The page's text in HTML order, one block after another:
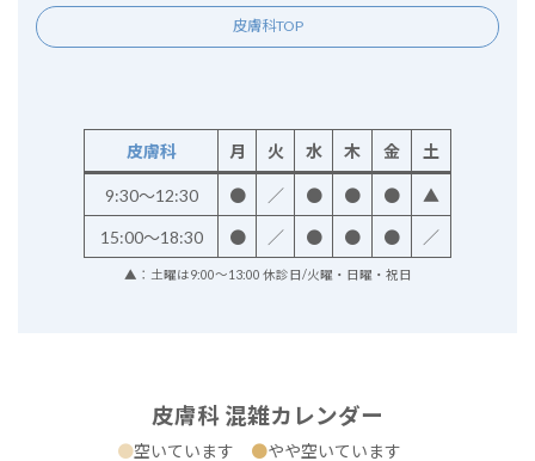
皮膚科TOP
皮膚科 月 火 水 木 金 土
9:30～12:30 ● ／ ● ● ● ▲
15:00～18:30 ● ／ ● ● ● ／
▲：土曜は9:00～13:00 休診日/火曜・日曜・祝日
皮膚科 混雑カレンダー
●空いています ●やや空いています